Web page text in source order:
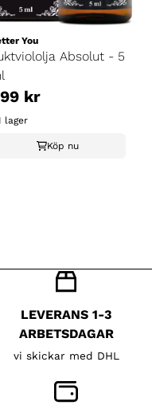
You
Absolut - 5
kr
lager
Köp nu
LEVERANS 1-3
ARBETSDAGAR
vi skickar med DHL